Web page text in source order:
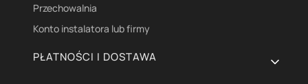
Przechowalnia
Konto instalatora lub firmy
PŁATNOŚCI I DOSTAWA